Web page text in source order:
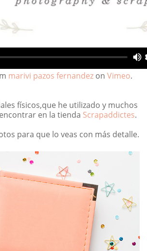
marivi pazos fernandezon Vimeo.
físicos,que he utilizado y muchos
en la tienda Scrapaddictes.
para que lo veas con más detalle.